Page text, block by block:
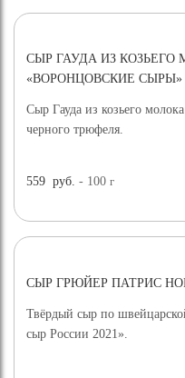
СЫР ГАУДА ИЗ
«ВОРОНЦОВСКИЕ СЫРЫ»
Сыр Гауда из козьего
черного трюфеля.
559 руб. - 100г
СЫР ГРЮЙЕР ПАТРИС
Твёрдый сыр по
сыр России 2021».